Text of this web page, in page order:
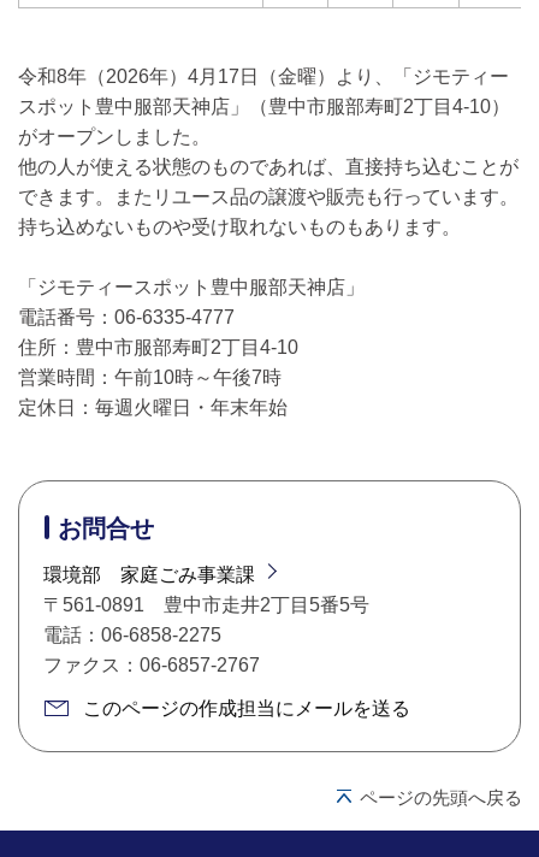
令和8年（2026年）4月17日（金曜）より、「ジモティー
スポット豊中服部天神店」（豊中市服部寿町2丁目4-10）
がオープンしました。
他の人が使える状態のものであれば、直接持ち込むことが
できます。またリユース品の譲渡や販売も行っています。
持ち込めないものや受け取れないものもあります。
「ジモティースポット豊中服部天神店」
電話番号：06-6335-4777
住所：豊中市服部寿町2丁目4-10
営業時間：午前10時～午後7時
定休日：毎週火曜日・年末年始
お問合せ
環境部 家庭ごみ事業課
〒561-0891 豊中市走井2丁目5番5号
電話：06-6858-2275
ファクス：06-6857-2767
このページの作成担当にメールを送る
ページの先頭へ戻る